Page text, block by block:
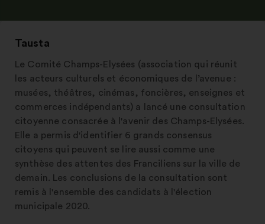
Tausta
Le Comité Champs-Elysées (association qui réunit
les acteurs culturels et économiques de l’avenue :
musées, théâtres, cinémas, foncières, enseignes et
commerces indépendants) a lancé une consultation
citoyenne consacrée à l'avenir des Champs-Elysées.
Elle a permis d'identifier 6 grands consensus
citoyens qui peuvent se lire aussi comme une
synthèse des attentes des Franciliens sur la ville de
demain. Les conclusions de la consultation sont
remis à l'ensemble des candidats à l'élection
municipale 2020.